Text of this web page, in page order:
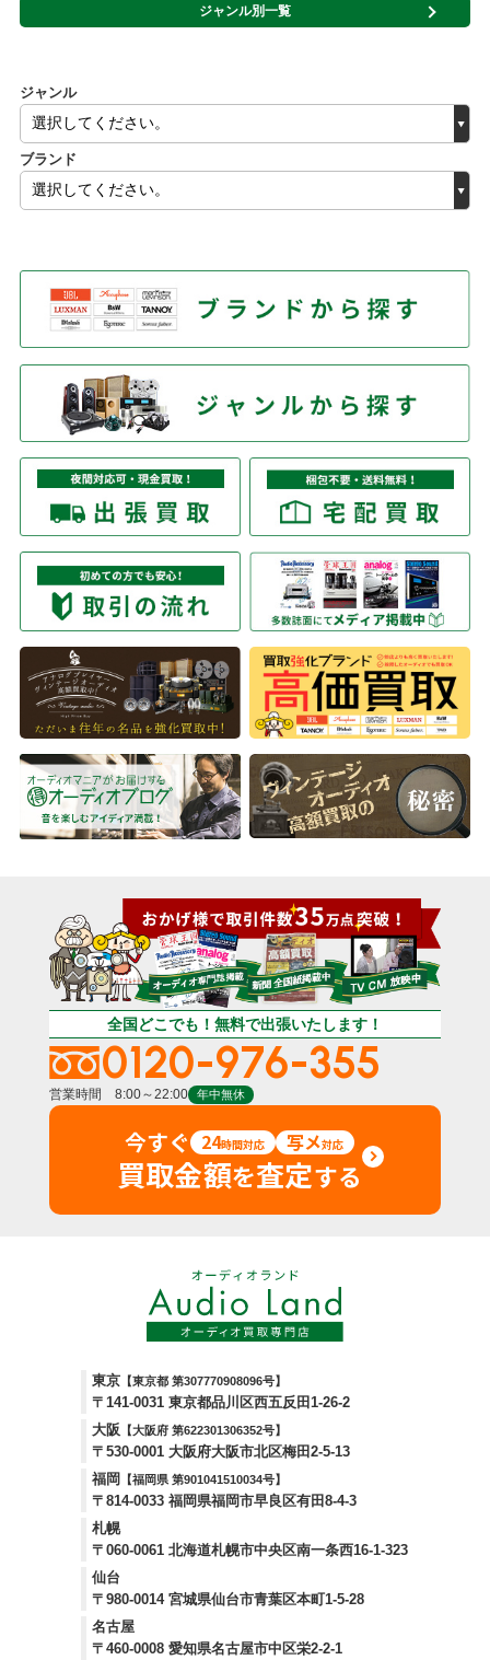
ジャンル
ブランド
ジャンル別一覧
全国どこでも！無料で出張いたします！
0120-976-355
営業時間 8:00～22:00 年中無休
今すぐ 24時間対応 写メ対応
買取金額を査定する
東京 【東京都 第307770908096号】
〒141-0031 東京都品川区西五反田1-26-2
大阪
【大阪府 第622301306352号】
〒530-0001 大阪府大阪市北区梅田2-5-13
福岡
【福岡県 第901041510034号】
〒814-0033 福岡県福岡市早良区有田8-4-3
札幌
〒060-0061 北海道札幌市中央区南一条西16-1-323
仙台
〒980-0014 宮城県仙台市青葉区本町1-5-28
名古屋
〒460-0008 愛知県名古屋市中区栄2-2-1